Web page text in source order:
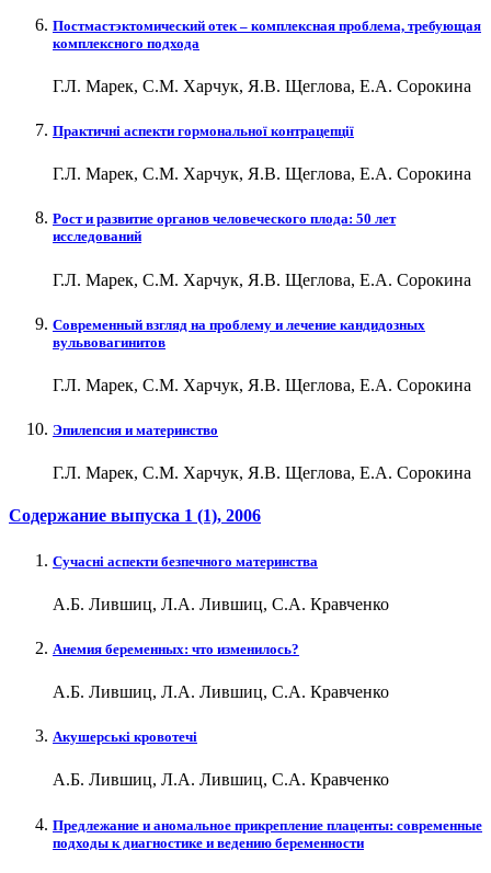
Постмастэктомический отек – комплексная проблема, требующая
комплексного подхода
Г.Л. Марек, С.М. Харчук, Я.В. Щеглова, Е.А. Сорокина
Практичні аспекти гормональної контрацепції
Г.Л. Марек, С.М. Харчук, Я.В. Щеглова, Е.А. Сорокина
Рост и развитие органов человеческого плода: 50 лет
исследований
Г.Л. Марек, С.М. Харчук, Я.В. Щеглова, Е.А. Сорокина
Современный взгляд на проблему и лечение кандидозных
вульвовагинитов
Г.Л. Марек, С.М. Харчук, Я.В. Щеглова, Е.А. Сорокина
Эпилепсия и материнство
Г.Л. Марек, С.М. Харчук, Я.В. Щеглова, Е.А. Сорокина
Содержание выпуска 1 (1), 2006
Сучасні аспекти безпечного материнства
А.Б. Лившиц, Л.А. Лившиц, С.А. Кравченко
Анемия беременных: что изменилось?
А.Б. Лившиц, Л.А. Лившиц, С.А. Кравченко
Акушерські кровотечі
А.Б. Лившиц, Л.А. Лившиц, С.А. Кравченко
Предлежание и аномальное прикрепление плаценты: современные
подходы к диагностике и ведению беременности